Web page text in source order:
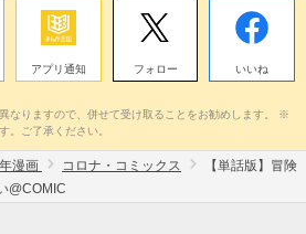
アプリ通知 フォロー いいね
なりますので、併せて受け取ることをお勧めします。 ※
。ご了承ください。
漫画 コロナ・コミックス
【単話版】冒険
@COMIC